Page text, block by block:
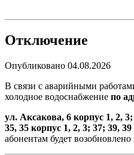
Отключение
Опубликовано 04.08.2026
В связи с аварийными
холодное водоснабжение по
ул. Аксакова, 6 корпус 1, 2,
35, 35 корпус 1, 2, 3; 37; 39,
абонентам будет